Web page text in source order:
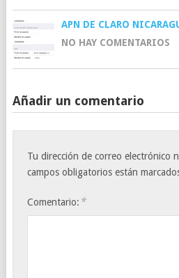
APN DE CLARO
NO HAY COMENTARIOS
Añadir un comentario
Tu dirección de correo electrónico
campos obligatorios están
Comentario: *